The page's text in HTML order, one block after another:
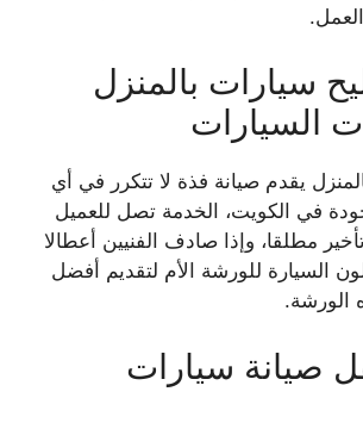
سيارات بالمنزل
السيارات
يقدم صيانة فذة لا تتكرر في أي
في الكويت، الخدمة تصل للعميل
مطلقا، وإذا صادف الفنيين أعطالا
السيارة للورشة الأم لتقديم أفضل
الورشة.
صيانة سيارات